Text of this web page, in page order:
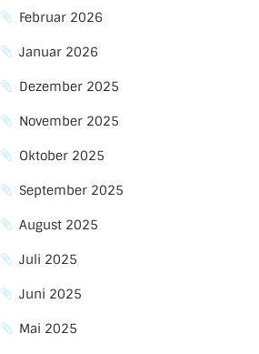
Februar 2026
Januar 2026
Dezember 2025
November 2025
Oktober 2025
September 2025
August 2025
Juli 2025
Juni 2025
Mai 2025